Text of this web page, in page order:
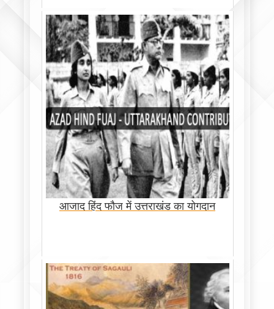
आजाद हिंद फौज में उत्तराखंड का योगदान